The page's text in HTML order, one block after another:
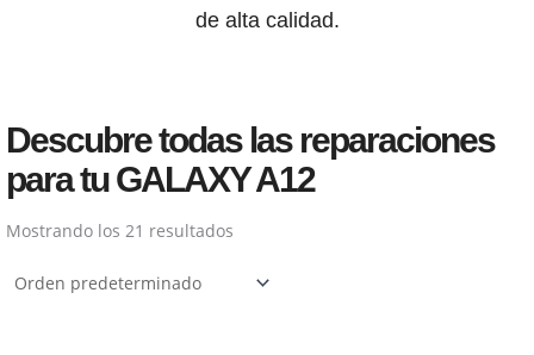
de alta calidad.
Descubre todas las reparaciones
para tu GALAXY A12
Mostrando los 21 resultados